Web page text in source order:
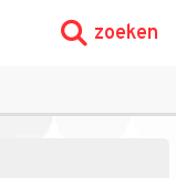
zoeken